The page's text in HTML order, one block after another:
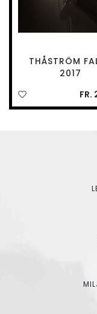
THÅSTRÖM
2017
FR.